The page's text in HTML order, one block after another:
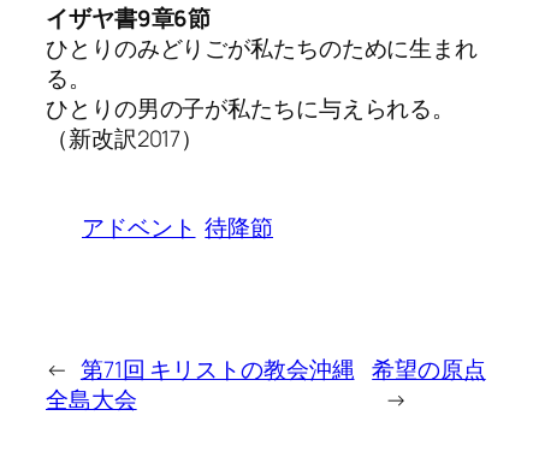
イザヤ書9章6節
ひとりのみどりごが私たちのために生まれ
る。
ひとりの男の子が私たちに与えられる。
（新改訳2017）
アドベント 待降節
← 第71回 キリストの教会沖縄
全島大会
希望の原点
→